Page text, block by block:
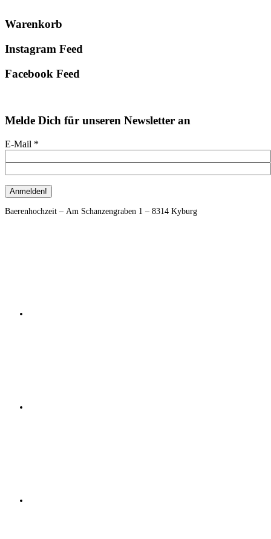
Primary
Sidebar
Warenkorb
Instagram Feed
Facebook Feed
Melde Dich für unseren Newsletter an
E-Mail *
Footer
Baerenhochzeit – Am Schanzengraben 1 – 8314 Kyburg